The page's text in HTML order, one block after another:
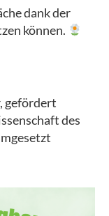
dank der
können.
gefördert
des